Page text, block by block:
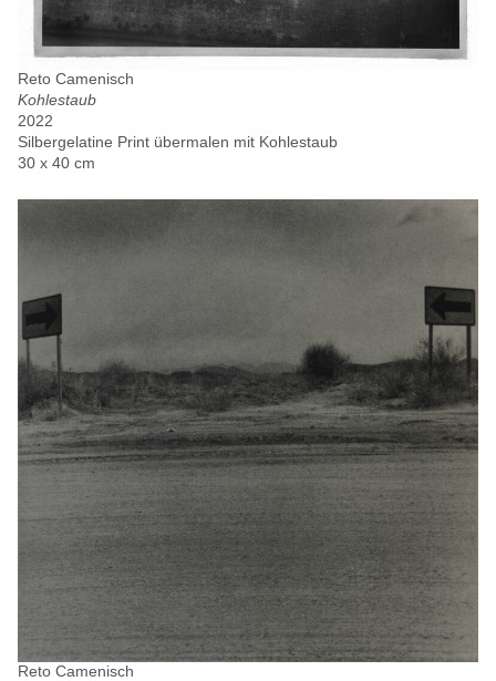
Reto Camenisch
Kohlestaub
2022
Silbergelatine Print übermalen mit Kohlestaub
30 x 40 cm
Reto Camenisch